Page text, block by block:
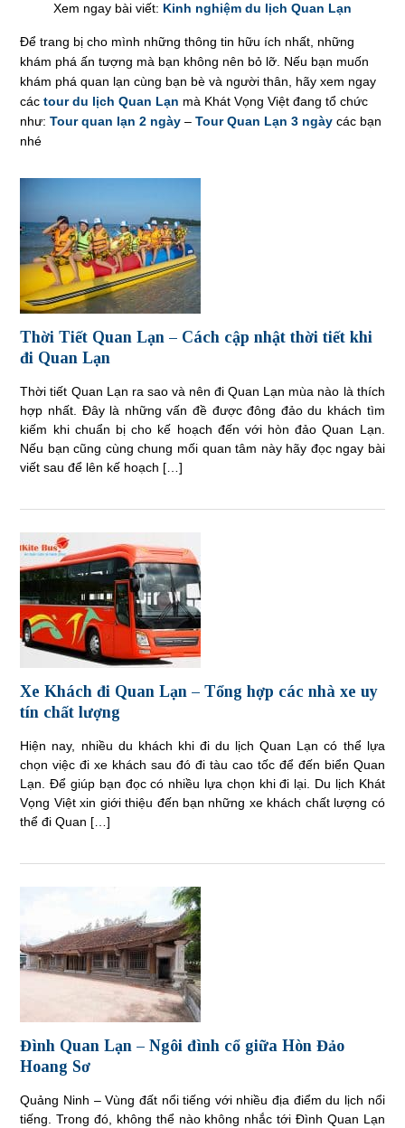
Xem ngay bài viết: Kinh nghiệm du lịch Quan Lạn
Để trang bị cho mình những thông tin hữu ích nhất, những
khám phá ấn tượng mà bạn không nên bỏ lỡ. Nếu bạn muốn
khám phá quan lạn cùng bạn bè và người thân, hãy xem ngay
cáctour du lịch Quan Lạn mà Khát Vọng Việt đang tổ chức
như:Tour quan lạn 2 ngày –Tour Quan Lạn 3 ngày các bạn
nhé
Thời Tiết Quan Lạn – Cách cập nhật thời tiết khi
đi Quan Lạn
Thời tiết Quan Lạn ra sao và nên đi Quan Lạn mùa nào là thích
hợp nhất. Đây là những vấn đề được đông đảo du khách tìm
kiếm khi chuẩn bị cho kế hoạch đến với hòn đảo Quan Lạn.
Nếu bạn cũng cùng chung mối quan tâm này hãy đọc ngay bài
viết sau để lên kế hoạch […]
Xe Khách đi Quan Lạn – Tổng hợp các nhà xe uy
tín chất lượng
Hiện nay, nhiều du khách khi đi du lịch Quan Lạn có thể lựa
chọn việc đi xe khách sau đó đi tàu cao tốc để đến biển Quan
Lạn. Để giúp bạn đọc có nhiều lựa chọn khi đi lại. Du lịch Khát
Vọng Việt xin giới thiệu đến bạn những xe khách chất lượng có
thể đi Quan […]
Đình Quan Lạn – Ngôi đình cổ giữa Hòn Đảo
Hoang Sơ
Quảng Ninh – Vùng đất nổi tiếng với nhiều địa điểm du lịch nổi
tiếng. Trong đó, không thể nào không nhắc tới Đình Quan Lạn